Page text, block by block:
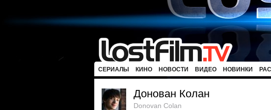
СЕРИАЛЫ КИНО НОВОСТИ ВИДЕО НОВИНКИ
Донован Колан
Donovan Colan